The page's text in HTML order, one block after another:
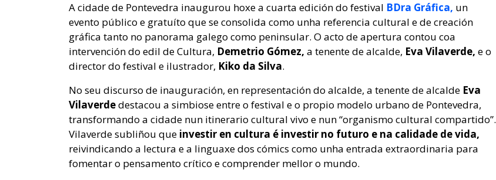
A cidade de Pontevedra inaugurou hoxe a cuarta edición do festival BDra Gráfica, un
evento público e gratuíto que se consolida como unha referencia cultural e de creación
gráfica tanto no panorama galego como peninsular. O acto de apertura contou coa
intervención do edil de Cultura, Demetrio Gómez, a tenente de alcalde, Eva Vilaverde, e o
director do festival e ilustrador, Kiko da Silva.
No seu discurso de inauguración, en representación do alcalde, a tenente de alcalde Eva
Vilaverdedestacou a simbiose entre o festival e o propio modelo urbano de Pontevedra,
transformando a cidade nun itinerario cultural vivo e nun “organismo cultural compartido”.
Vilaverde subliñou que investir en cultura é investir no futuro e na calidade de vida,
reivindicando a lectura e a linguaxe dos cómics como unha entrada extraordinaria para
fomentar o pensamento crítico e comprender mellor o mundo.